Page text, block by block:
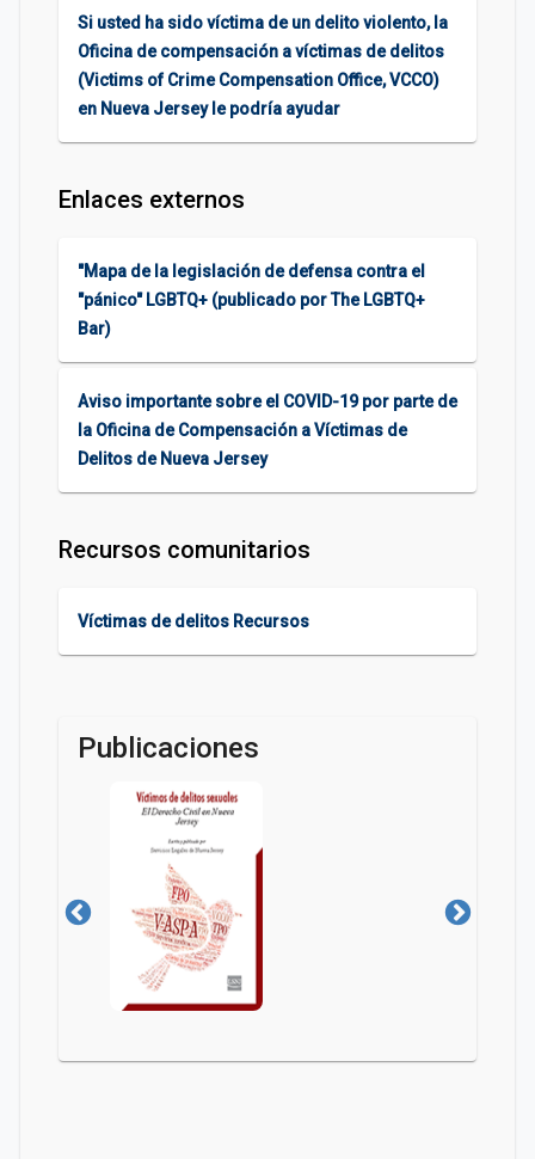
Si usted ha sido víctima de un delito violento, la
Oficina de compensación a víctimas de delitos
(Victims of Crime Compensation Office, VCCO)
en Nueva Jersey le podría ayudar
Enlaces externos
"Mapa de la legislación de defensa contra el
"pánico" LGBTQ+ (publicado por The LGBTQ+
Bar)
Aviso importante sobre el COVID-19 por parte de
la Oficina de Compensación a Víctimas de
Delitos de Nueva Jersey
Recursos comunitarios
Víctimas de delitos Recursos
Publicaciones